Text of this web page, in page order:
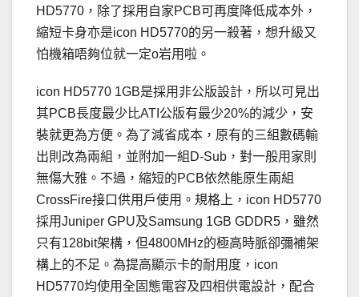
HD5770，除了採用自家PCB可再度降低成本外，
縮短卡身亦是icon HD5770的另一殺著，想升級又
怕機箱唔夠位就一定o岩用啦。
icon HD5770 1GB是採用非公版設計，所以可見出
其PCB長度最少比ATI公版有最少20%的減少，安
裝就更為方便。為了減省成本，原有的三組數碼輸
出則改為兩組，並附加一組D-Sub，對一般用家則
無傷大雅。不過，縮短的PCB依然能原生兩組
CrossFire接口供用戶使用。規格上，icon HD5770
採用Juniper GPU及Samsung 1GB GDDR5，雖然
只有128bit架構，但4800MHz的極高時脈卻彌補架
構上的不足。為提高顯示卡的耐用度，icon
HD5770均使用全固態電容及四相供電設計，配合